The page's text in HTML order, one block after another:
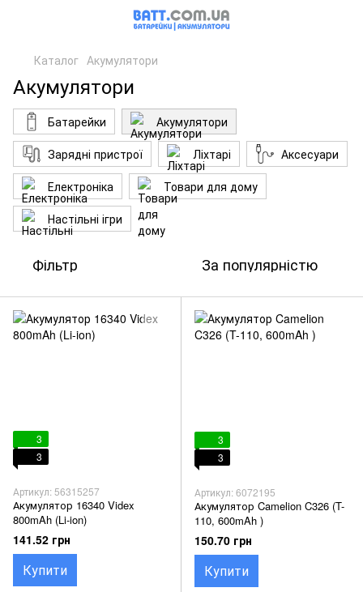
Каталог Акумулятори
Акумулятори
Батарейки
Акумулятори
Зарядні пристрої
Ліхтарі
Аксесуари
Електроніка
Товари для дому
Настільні ігри
Фільтр За популярністю
3
3
Артикул: 56315257
Акумулятор 16340 Videx
800mAh (Li-ion)
141.52 грн
Купити
3
3
Артикул: 6072195
Акумулятор Camelion C326 (T-
110, 600mAh )
150.70 грн
Купити